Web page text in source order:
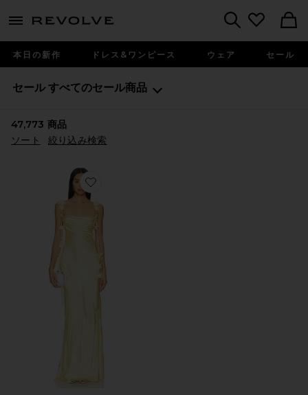
menu - shows more content
本日の新作 ドレス&ワンピース ウェア セール
セール すべてのセール商品
47,773 商品
ソート
絞り込み検索
Favorite INAYA ドレス